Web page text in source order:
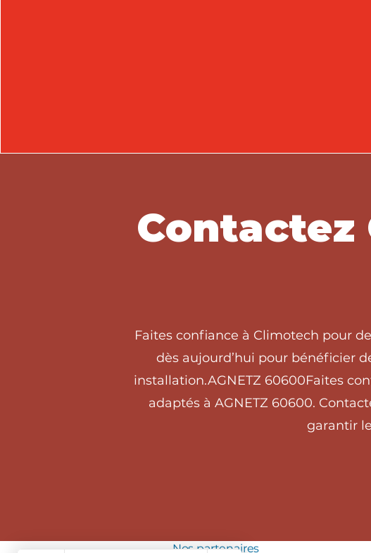
Contactez
Faites confiance à Climotech pour
dès aujourd’hui pour bénéficier
installation.AGNETZ 60600Faites
adaptés à AGNETZ 60600.
garantir
Nos partenaires